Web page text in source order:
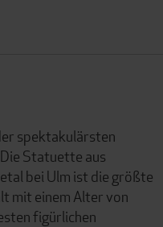
spektakulärsten
Statuette aus
bei Ulm ist die größte
mit einem Alter von
figürlichen